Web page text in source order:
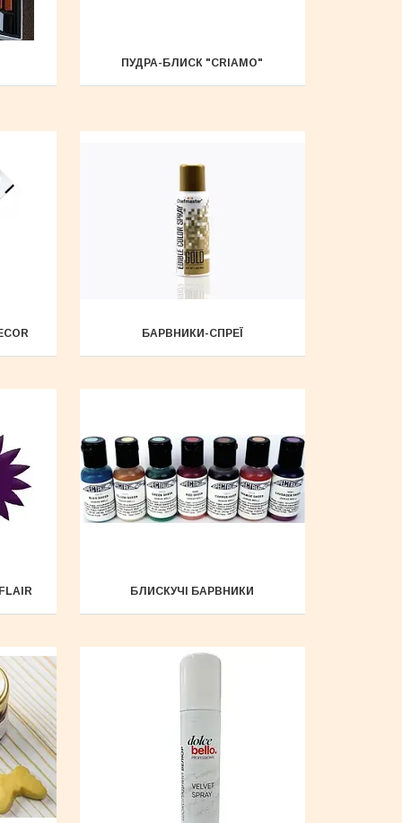
ПУДРА-БЛИСК "CRIAMO"
БАРВНИКИ-СПРЕЇ
БЛИСКУЧІ БАРВНИКИ